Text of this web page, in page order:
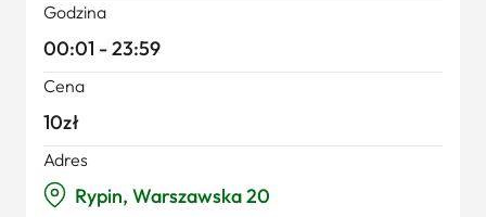
Godzina
00:01 - 23:59
Cena
10zł
Adres
Rypin, Warszawska 20